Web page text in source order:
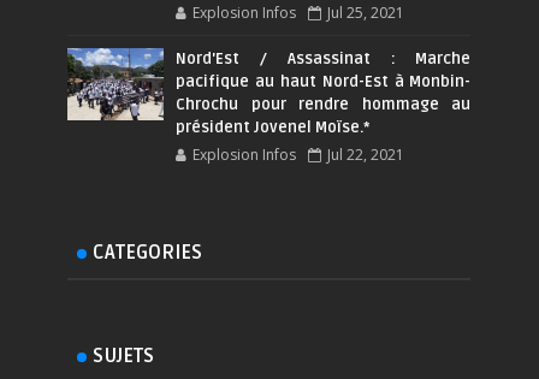
Explosion Infos Jul 25, 2021
Nord'Est / Assassinat : Marche
pacifique au haut Nord-Est à Monbin-
Chrochu pour rendre hommage au
président Jovenel Moïse.*
Explosion Infos Jul 22, 2021
CATEGORIES
SUJETS